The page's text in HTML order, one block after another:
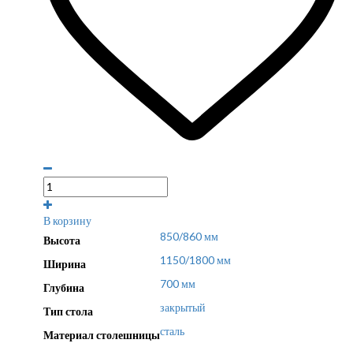
В корзину
Высота
850/860 мм
Ширина 1150/1800 мм
Глубина 700 мм
Тип стола закрытый
Материал столешницысталь